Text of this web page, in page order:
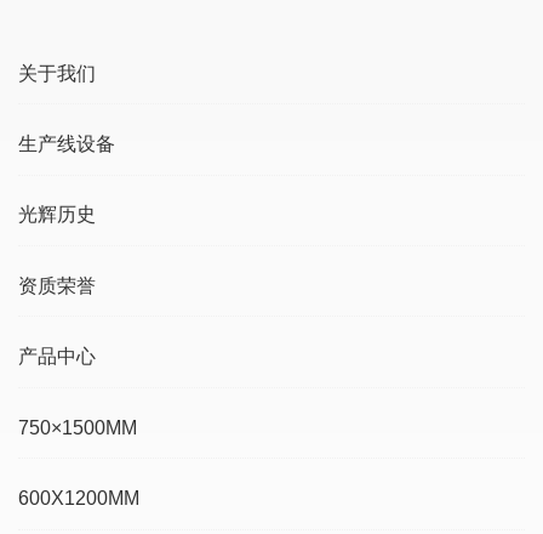
关于我们
生产线设备
光辉历史
资质荣誉
产品中心
750×1500MM
600X1200MM